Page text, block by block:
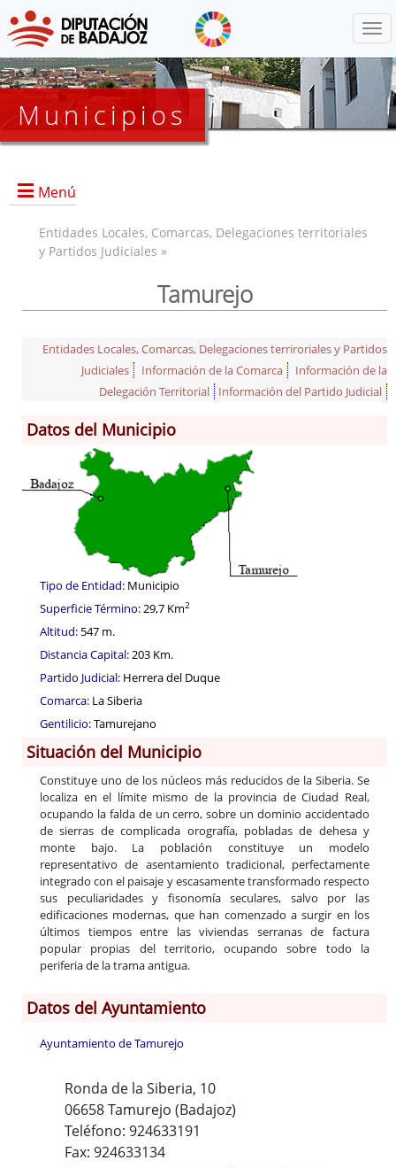
Municipios
Menú
Información General
Historia
Monumentos
Gastronomía
Turismo
Población
Corporación
Correo-e gratis
Entidades Locales, Comarcas, Delegaciones territoriales
y Partidos Judiciales »
Tamurejo
Entidades Locales, Comarcas, Delegaciones terriroriales y Partidos
Judiciales
Información de la Comarca
Información de la
Delegación Territorial
Información del Partido Judicial
Datos del Municipio
Tipo de Entidad: Municipio
Superficie Término:29,7 Km2
Altitud: 547 m.
Distancia Capital:203 Km.
Partido Judicial: Herrera del Duque
Comarca: La Siberia
Gentilicio:Tamurejano
Situación del Municipio
Constituye uno de los núcleos más reducidos de la Siberia. Se
localiza en el límite mismo de la provincia de Ciudad Real,
ocupando la falda de un cerro, sobre un dominio accidentado
de sierras de complicada orografía, pobladas de dehesa y
monte bajo. La población constituye un modelo
representativo de asentamiento tradicional, perfectamente
integrado con el paisaje y escasamente transformado respecto
sus peculiaridades y fisonomía seculares, salvo por las
edificaciones modernas, que han comenzado a surgir en los
últimos tiempos entre las viviendas serranas de factura
popular propias del territorio, ocupando sobre todo la
periferia de la trama antigua.
Datos del Ayuntamiento
Ayuntamiento de Tamurejo
Ronda de la Siberia, 10
06658 Tamurejo (Badajoz)
Teléfono: 924633191
Fax: 924633134